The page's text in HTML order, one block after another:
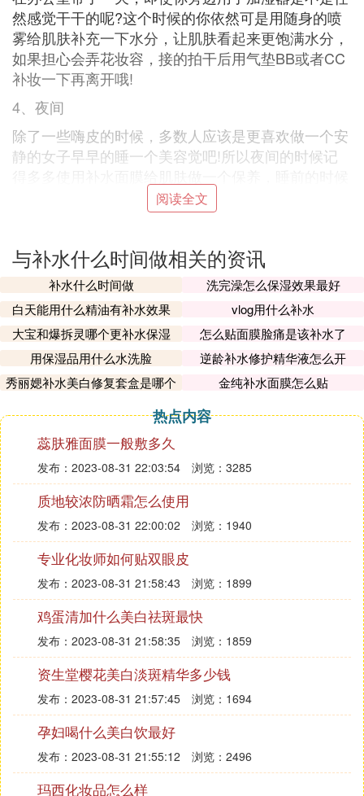
然感觉干干的呢?这个时候的你依然可是用随身的喷
雾给肌肤补充一下水分，让肌肤看起来更饱满水分，
如果担心会弄花妆容，接的拍干后用气垫BB或者CC
补妆一下再离开哦!
4、夜间
除了一些嗨皮的时候，多数人应该是更喜欢做一个安
静的女子早早的睡一个美容觉吧!所以夜间的时候记
可以多抹一点面霜滋润肌肤。
出现闷痘的情况哟~
补水保湿的注意事项
1、滋润就是保湿后的效果，是水油平衡的结果，干
性皮肤以及冬天时应该选用含油的保湿剂;油性皮肤
以及夏天时应该选用没有油份的补水产品。
2、喷雾使用不当也会使肌肤越来越干，正确的做法
是在均匀的喷洒面部肌肤之后，立刻使用轻薄干净的
纸巾按压，吸走多余的水分，让已经被肌肤吸收的水
分保留在肌肤角质层内，起到保湿效果。
3、轻柔去角质，保持肌肤的通透和吸收效率;选择油
水适当的保湿品，避免刺激肌肤分泌更多的油分而堵
塞毛孔，这些都是油性肌肤换季保湿必做的功课。
以上就是小编为大家分享的保湿水什么时候用，护肤
正确流程是什么呢？，希望对大家有所帮助
⑵ 脸上很干补水的最佳时间是什么时候
脸上很干,皮肤补水的最佳时间是睡前。
1、喝水(白开水,纯净水),定时定量喝水.最好一次喝一
咖啡杯.每天至少八杯.多吃水果
2、多吃豆制品
3、每周至少喝两次煲汤
4、切记每次洗完脸以后都要使用柔肤水,再用润肤乳/
霜，因为润肤乳/霜只是起到润肤和保护皮肤的，并
阅读全文
与补水什么时间做相关的资讯
补水什么时间做
洗完澡怎么保湿效果最好
白天能用什么精油有补水效果
vlog用什么补水
大宝和爆拆灵哪个更补水保湿
怎么贴面膜脸痛是该补水了
用保湿品用什么水洗脸
逆龄补水修护精华液怎么开
秀丽媤补水美白修复套盒是哪个
金纯补水面膜怎么贴
热点内容
蕊肤雅面膜一般敷多久
发布：2023-08-31 22:03:54 浏览：3285
质地较浓防晒霜怎么使用
发布：2023-08-31 22:00:02 浏览：1940
专业化妆师如何贴双眼皮
发布：2023-08-31 21:58:43 浏览：1899
鸡蛋清加什么美白祛斑最快
发布：2023-08-31 21:58:35 浏览：1859
资生堂樱花美白淡斑精华多少钱
发布：2023-08-31 21:57:45 浏览：1694
孕妇喝什么美白饮最好
发布：2023-08-31 21:55:12 浏览：2496
玛西化妆品怎么样